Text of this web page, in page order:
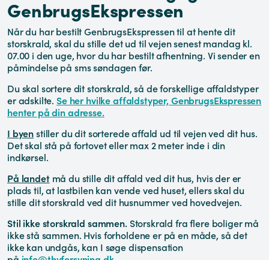
GenbrugsEkspressen
Når du har bestilt GenbrugsEkspressen til at hente dit
storskrald, skal du stille det ud til vejen senest mandag kl.
07.00 i den uge, hvor du har bestilt afhentning. Vi sender en
påmindelse på sms søndagen før.
Du skal sortere dit storskrald, så de forskellige affaldstyper
er adskilte.Se her hvilke affaldstyper, GenbrugsEkspressen
henter på din adresse.
I byenstiller du dit sorterede affald ud til vejen ved dit hus.
Det skal stå på fortovet eller max 2 meter inde i din
indkørsel.
På landetmå du stille dit affald ved dit hus, hvis der er
plads til, at lastbilen kan vende ved huset, ellers skal du
stille dit storskrald ved dit husnummer ved hovedvejen.
Stil ikke storskrald sammen.Storskrald fra flere boliger må
ikke stå sammen. Hvis forholdene er på en måde, så det
ikke kan undgås, kan I søge dispensation